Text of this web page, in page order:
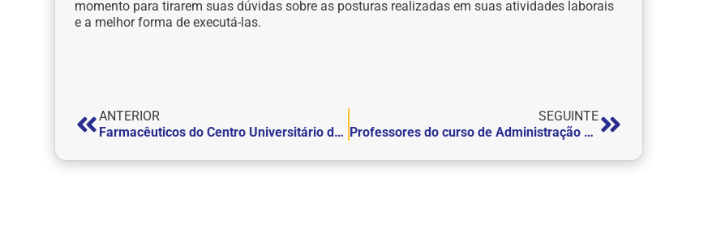
momento para tirarem suas dúvidas sobre as posturas realizadas em suas atividades laborais
e a melhor forma de executá-las.
ANTERIOR
Farmacêuticos do Centro Universitário de Itajubá – FEPI realizaram a fabricação de detergentes para serem doados ao Rio Grande do Sul
SEGUINTE
Professores do curso de Administração da FEPI participam de treinamento do SEBRAE para a implementação da “Empresa Simulada”